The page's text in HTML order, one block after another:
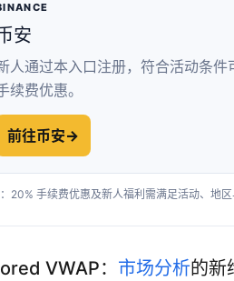
安
人通过本入口注册，符合活动条件
续费优惠。
前往币安→
20% 手续费优惠及新人福利需满足活动、地
VWAP： 市场分析的新